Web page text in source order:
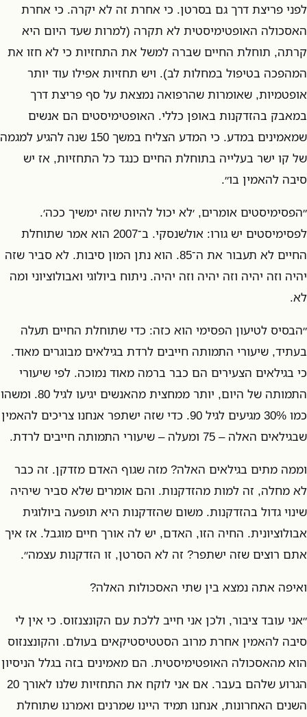
לפני פריצת דרך גם בסרטן. כי אחרת זה לא יקרה. כי אחרת
האסכולה האופטימיסטית לא תקרה (למרות שעד היום היא
קרתה, תוחלת החיים שברה למשל את התחזיות כי לא חזו את
המהפכה בטיפול במחלות לב). ויש תחזיות אפילו עוד יותר
אופטמיות, שאומרות שהרפואה נמצאת על סף פריצת דרך
במאבק בהזדקנות באופן כללי. האופטימיסטים הם אנשים
שמאמינים במדע. כי המדע הצליח במשך 150 שנה להגיע למגמה
של קו ישר בעלייה בתוחלת החיים כנגד כל התחזיות, אז יש
סיבה להאמין בו״.
״הפסימיסטים אומרים, ׳לא יכול להיות שזה ימשיך ככה׳.
לפסימיסטים יש גורו: אולשנסקי. ב־2007 הוא אמר שתוחלת
החיים לא תעבור את ה־85. הוא נתן המון סיבות. לא סביר שזה
יהיה וזה יהיה וזה יהיה וזה יהיה. ניתוח ביולוגי ואבולוציוני ומה
לא.
״הבסיס לטיעון הפסימי הוא כזה: כדי שתוחלת החיים תעלה
בעתיד, שיעורי התמותה חייבים לרדת בגילאים מבוגרים מאוד.
כי בגילאים הצעירים הם כבר ברמה מאוד נמוכה. לפי שיעורי
התמותה של היום, יותר ממחצית מהאנשים יגיעו לגיל 80. ומשהו
כמו 30% מגיעים לגיל 90. כדי שזה ישתפר אנחנו צריכים להאמין
שבגילאים האלה – 75 ומעלה – שיעורי התמותה חייבים לרדת.
וממה מתים בגילאים האלה? מזה שגוף האדם מזדקן. זה כבר
לא מחלה, זה למות מהזדקנות. והם אומרים שלא סביר שיהיה
שינוי גדול בהזדקנות. משום שהזדקנות היא תופעה ביולוגית
אבולוציונית. החיה הזו, האדם, יש לה אורך חיים מוגבל. אז איך
אתם רוצים שזה ישתפר? זה לא הסרטן, זו הזדקנות עצמה״.
ואיפה אתה נמצא בין שתי האסכולות האלה?
״אני עובד ציבור, ולכן אני חייב ללכת עם הקונצנזוס. כי אין לי
סיבה להאמין אחרת מרוב הסטטיסטיקאים בעולם. והקונצנזוס
הוא מהאסכולה האופטימיסטית. הם מאמינים בזה בגלל הניסיון
הגרוע שלהם בעבר. אם אני לוקח את התחזיות שלנו לאורך 20
השנים האחרונות, אנחנו תמיד היינו שמרנים ואמרנו שתוחלת